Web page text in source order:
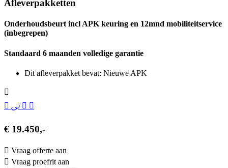
Afleverpakketten
Onderhoudsbeurt incl APK keuring en 12mnd mobiliteitservice
(inbegrepen)
Standaard 6 maanden volledige garantie
Dit afleverpakket bevat: Nieuwe APK
€ 19.450,-
Vraag offerte aan
Vraag proefrit aan